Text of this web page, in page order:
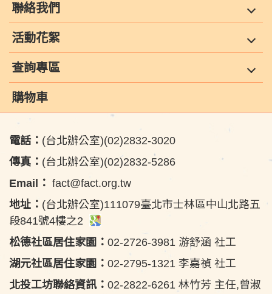
聯絡我們
活動花絮
查詢專區
購物車
電話： (台北辦公室)(02)2832-3020
傳真： (台北辦公室)(02)2832-5286
Email： fact@fact.org.tw
地址： (台北辦公室)111079臺北市士林區中山北路五
段841號4樓之2
松德社區居住家園： 02-2726-3981 游舒涵 社工
湖元社區居住家園： 02-2795-1321 李嘉禎 社工
北投工坊聯絡資訊： 02-2822-6261 林竹芳 主任,曾淑